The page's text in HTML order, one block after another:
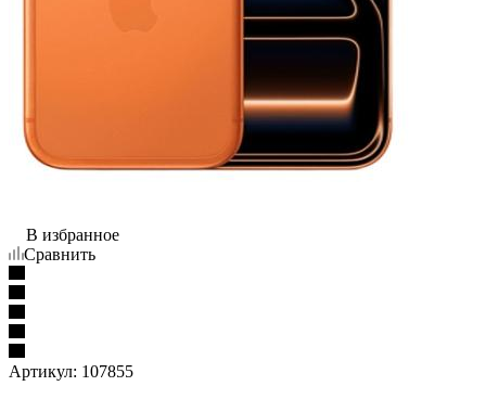
В избранное
Сравнить
Артикул: 107855